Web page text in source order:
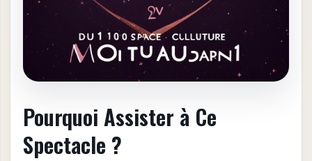
Pourquoi Assister à Ce
Spectacle ?